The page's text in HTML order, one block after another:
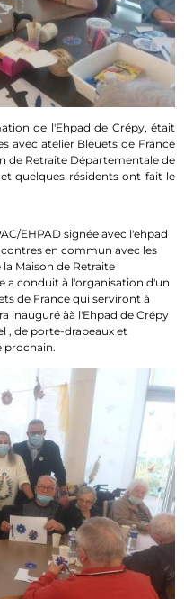
de l'Ehpad de Crépy, était
avec atelier Bleuets de France
de Retraite Départementale de
quelques résidents ont fait le
EHPAD signée avec l'ehpad
en commun avec les
Maison de Retraite
a conduit à l'organisation d'un
de France qui serviront à
inauguré àà l'Ehpad de Crépy
, de porte-drapeaux et
prochain.